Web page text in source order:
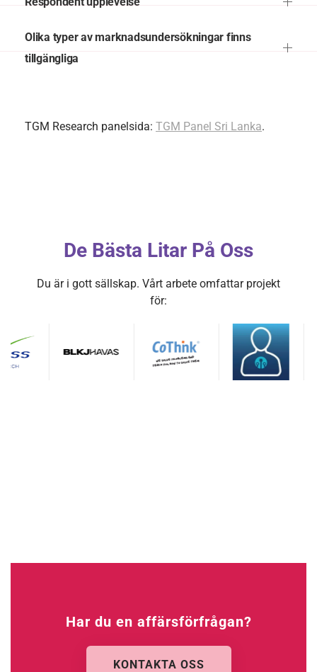
Olika typer av marknadsundersökningar finns
tillgängliga
TGM Research panelsida: TGM Panel Sri Lanka.
De Bästa Litar På Oss
Du är i gott sällskap. Vårt arbete omfattar projekt
för:
Har du en affärsförfrågan?
KONTAKTA OSS